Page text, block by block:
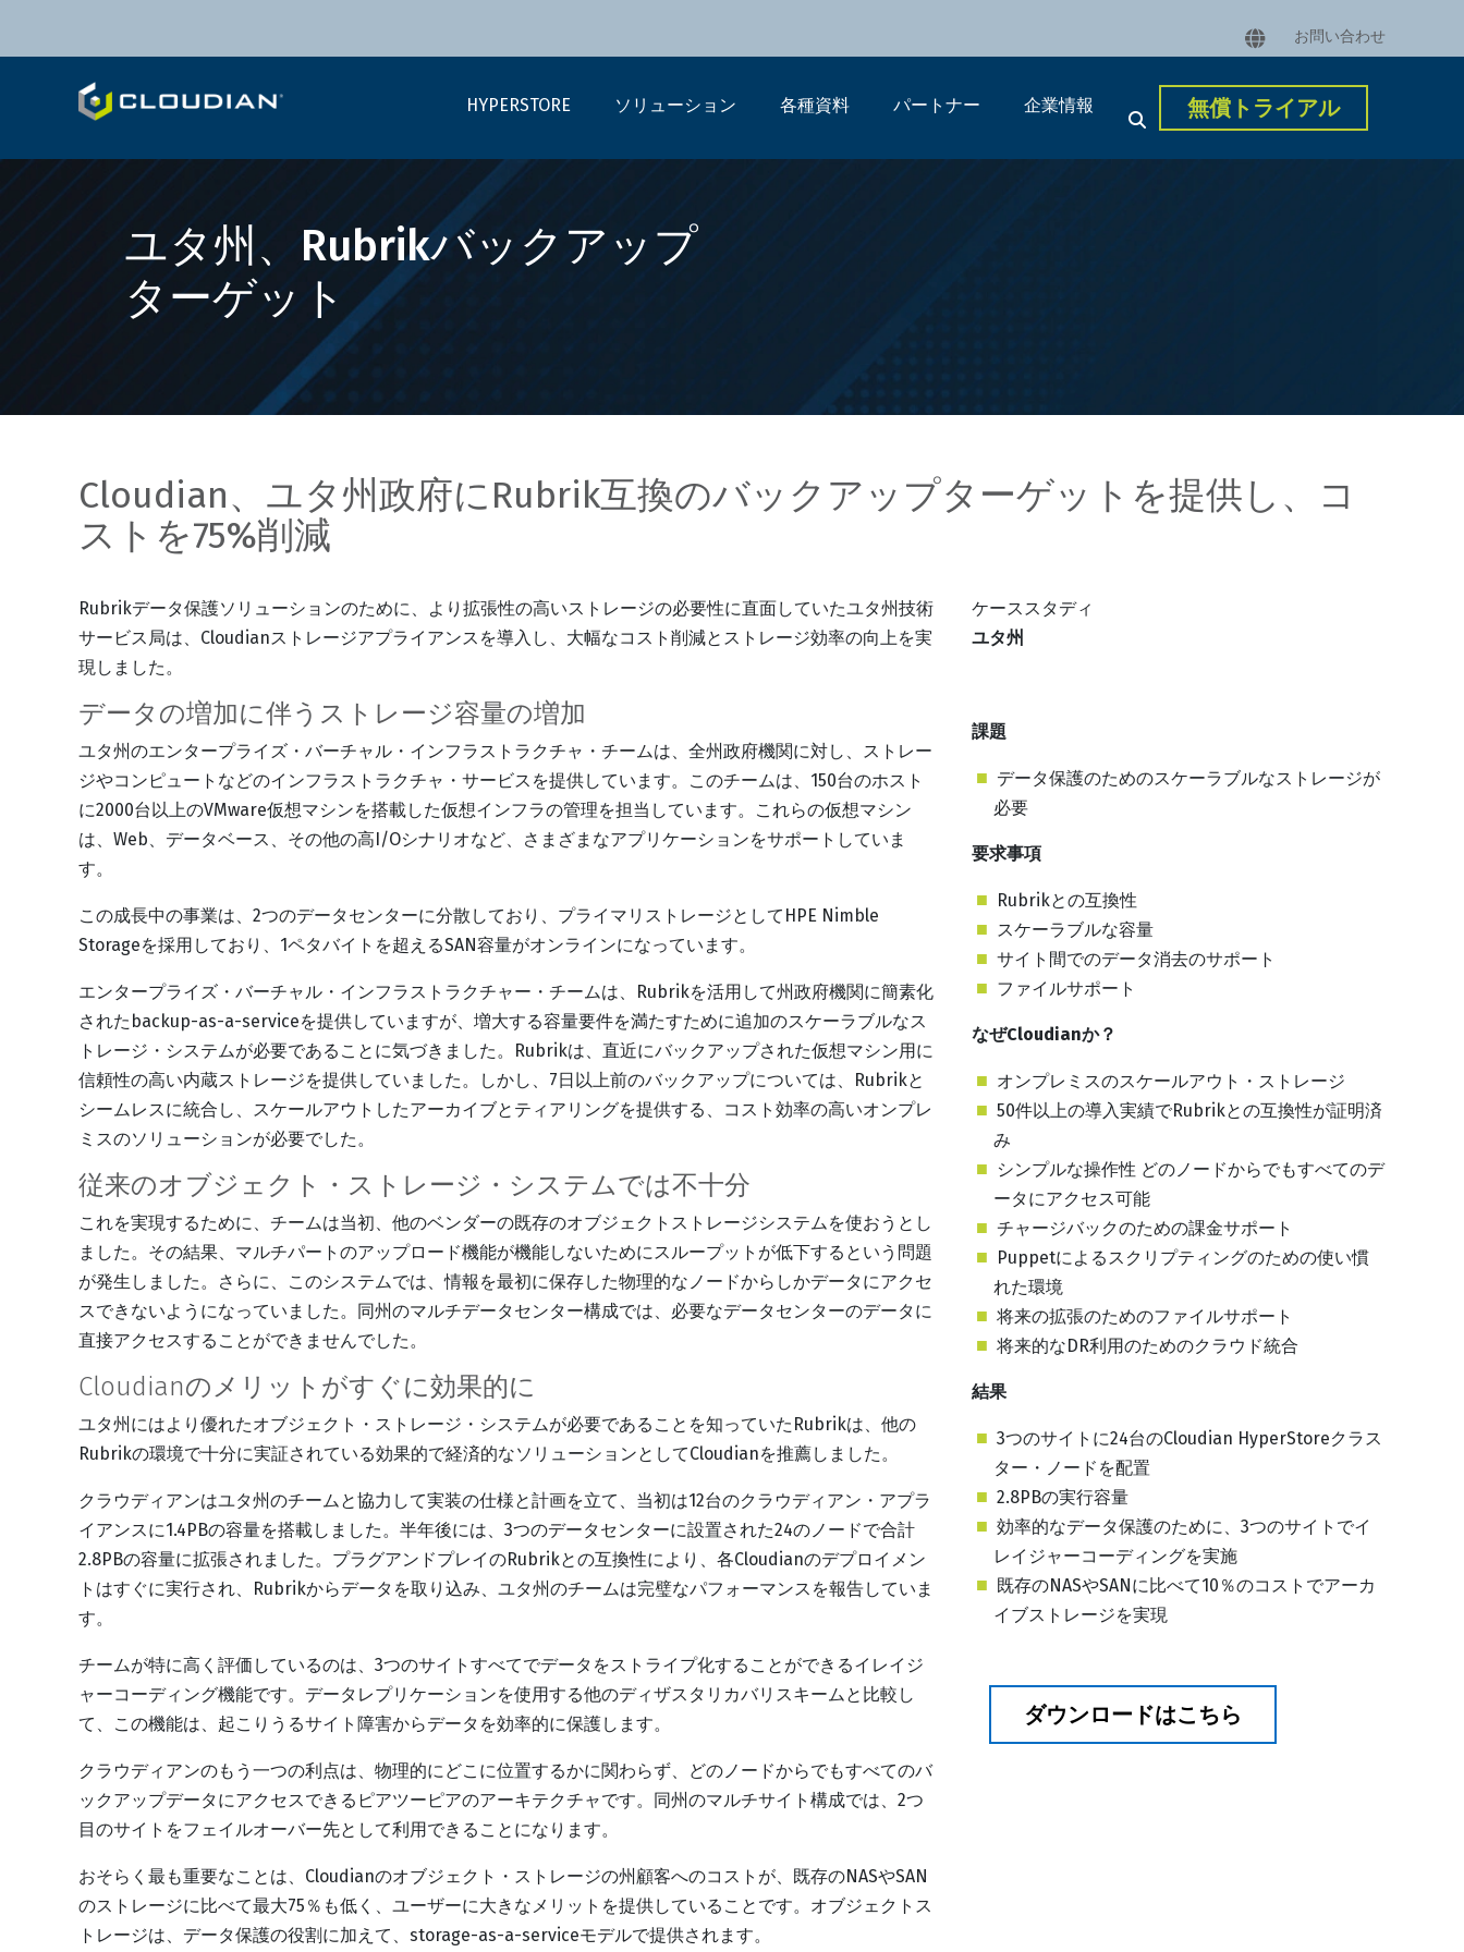
お問い合わせ
HYPERSTORE ソリューション 各種資料 パートナー 企業情報 無償トライアル
ユタ州、Rubrikバックアップ
ターゲット
Cloudian、ユタ州政府にRubrik互換のバックアップターゲットを提供し、コ
ストを75%削減
Rubrikデータ保護ソリューションのために、より拡張性の高いストレージの必要性に直面していたユタ州技術
サービス局は、Cloudianストレージアプライアンスを導入し、大幅なコスト削減とストレージ効率の向上を実
現しました。
データの増加に伴うストレージ容量の増加
ユタ州のエンタープライズ・バーチャル・インフラストラクチャ・チームは、全州政府機関に対し、ストレー
ジやコンピュートなどのインフラストラクチャ・サービスを提供しています。このチームは、150台のホスト
に2000台以上のVMware仮想マシンを搭載した仮想インフラの管理を担当しています。これらの仮想マシン
は、Web、データベース、その他の高I/Oシナリオなど、さまざまなアプリケーションをサポートしていま
す。
この成長中の事業は、2つのデータセンターに分散しており、プライマリストレージとしてHPE Nimble
Storageを採用しており、1ペタバイトを超えるSAN容量がオンラインになっています。
エンタープライズ・バーチャル・インフラストラクチャー・チームは、Rubrikを活用して州政府機関に簡素化
されたbackup-as-a-serviceを提供していますが、増大する容量要件を満たすために追加のスケーラブルなス
トレージ・システムが必要であることに気づきました。Rubrikは、直近にバックアップされた仮想マシン用に
信頼性の高い内蔵ストレージを提供していました。しかし、7日以上前のバックアップについては、Rubrikと
シームレスに統合し、スケールアウトしたアーカイブとティアリングを提供する、コスト効率の高いオンプレ
ミスのソリューションが必要でした。
従来のオブジェクト・ストレージ・システムでは不十分
これを実現するために、チームは当初、他のベンダーの既存のオブジェクトストレージシステムを使おうとし
ました。その結果、マルチパートのアップロード機能が機能しないためにスループットが低下するという問題
が発生しました。さらに、このシステムでは、情報を最初に保存した物理的なノードからしかデータにアクセ
スできないようになっていました。同州のマルチデータセンター構成では、必要なデータセンターのデータに
直接アクセスすることができませんでした。
Cloudianのメリットがすぐに効果的に
ユタ州にはより優れたオブジェクト・ストレージ・システムが必要であることを知っていたRubrikは、他の
Rubrikの環境で十分に実証されている効果的で経済的なソリューションとしてCloudianを推薦しました。
クラウディアンはユタ州のチームと協力して実装の仕様と計画を立て、当初は12台のクラウディアン・アプラ
イアンスに1.4PBの容量を搭載しました。半年後には、3つのデータセンターに設置された24のノードで合計
2.8PBの容量に拡張されました。プラグアンドプレイのRubrikとの互換性により、各Cloudianのデプロイメン
トはすぐに実行され、Rubrikからデータを取り込み、ユタ州のチームは完璧なパフォーマンスを報告していま
す。
チームが特に高く評価しているのは、3つのサイトすべてでデータをストライプ化することができるイレイジ
ャーコーディング機能です。データレプリケーションを使用する他のディザスタリカバリスキームと比較し
て、この機能は、起こりうるサイト障害からデータを効率的に保護します。
クラウディアンのもう一つの利点は、物理的にどこに位置するかに関わらず、どのノードからでもすべてのバ
ックアップデータにアクセスできるピアツーピアのアーキテクチャです。同州のマルチサイト構成では、2つ
目のサイトをフェイルオーバー先として利用できることになります。
おそらく最も重要なことは、Cloudianのオブジェクト・ストレージの州顧客へのコストが、既存のNASやSAN
のストレージに比べて最大75％も低く、ユーザーに大きなメリットを提供していることです。オブジェクトス
トレージは、データ保護の役割に加えて、storage-as-a-serviceモデルで提供されます。
ケーススタディ
ユタ州
課題
データ保護のためのスケーラブルなストレージが
必要
要求事項
Rubrikとの互換性
スケーラブルな容量
サイト間でのデータ消去のサポート
ファイルサポート
なぜCloudianか？
オンプレミスのスケールアウト・ストレージ
50件以上の導入実績でRubrikとの互換性が証明済
み
シンプルな操作性 どのノードからでもすべてのデ
ータにアクセス可能
チャージバックのための課金サポート
Puppetによるスクリプティングのための使い慣
れた環境
将来の拡張のためのファイルサポート
将来的なDR利用のためのクラウド統合
結果
3つのサイトに24台のCloudian HyperStoreクラス
ター・ノードを配置
2.8PBの実行容量
効率的なデータ保護のために、3つのサイトでイ
レイジャーコーディングを実施
既存のNASやSANに比べて10％のコストでアーカ
イブストレージを実現
ダウンロードはこちら